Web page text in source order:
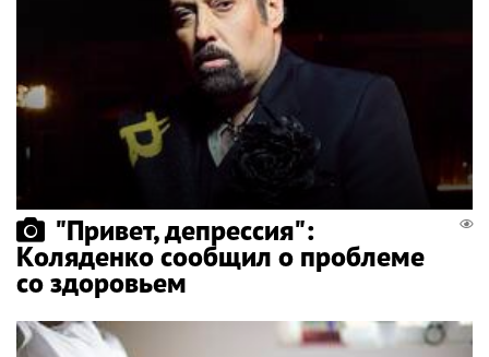
"Привет, депрессия":
Коляденко сообщил о проблеме
со здоровьем